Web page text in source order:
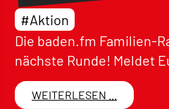
#Aktion
Die baden.fm Familien-
nächste Runde! Meldet
WEITERLESEN ...